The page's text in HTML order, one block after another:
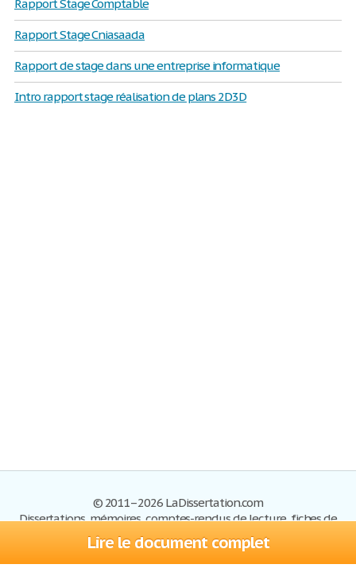
Lire le document complet
Rapport Stage Comptable
Rapport Stage Cniasaada
Rapport de stage dans une entreprise informatique
Intro rapport stage réalisation de plans 2D3D
© 2011–2026 LaDissertation.com
Dissertations, mémoires, comptes-rendus de lecture, fiches de
lectures, exemples du BAC